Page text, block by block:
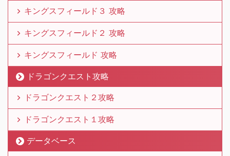
キングスフィールド３ 攻略
キングスフィールド２ 攻略
キングスフィールド 攻略
ドラゴンクエスト攻略
ドラゴンクエスト２攻略
ドラゴンクエスト１攻略
データベース